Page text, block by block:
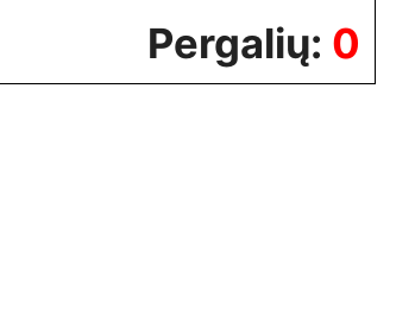
Pergalių: 0